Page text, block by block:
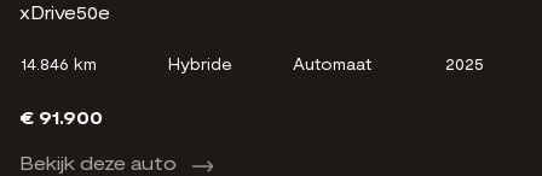
xDrive50e
14.846 km Hybride Automaat 2025
€ 91.900
Bekijk deze auto